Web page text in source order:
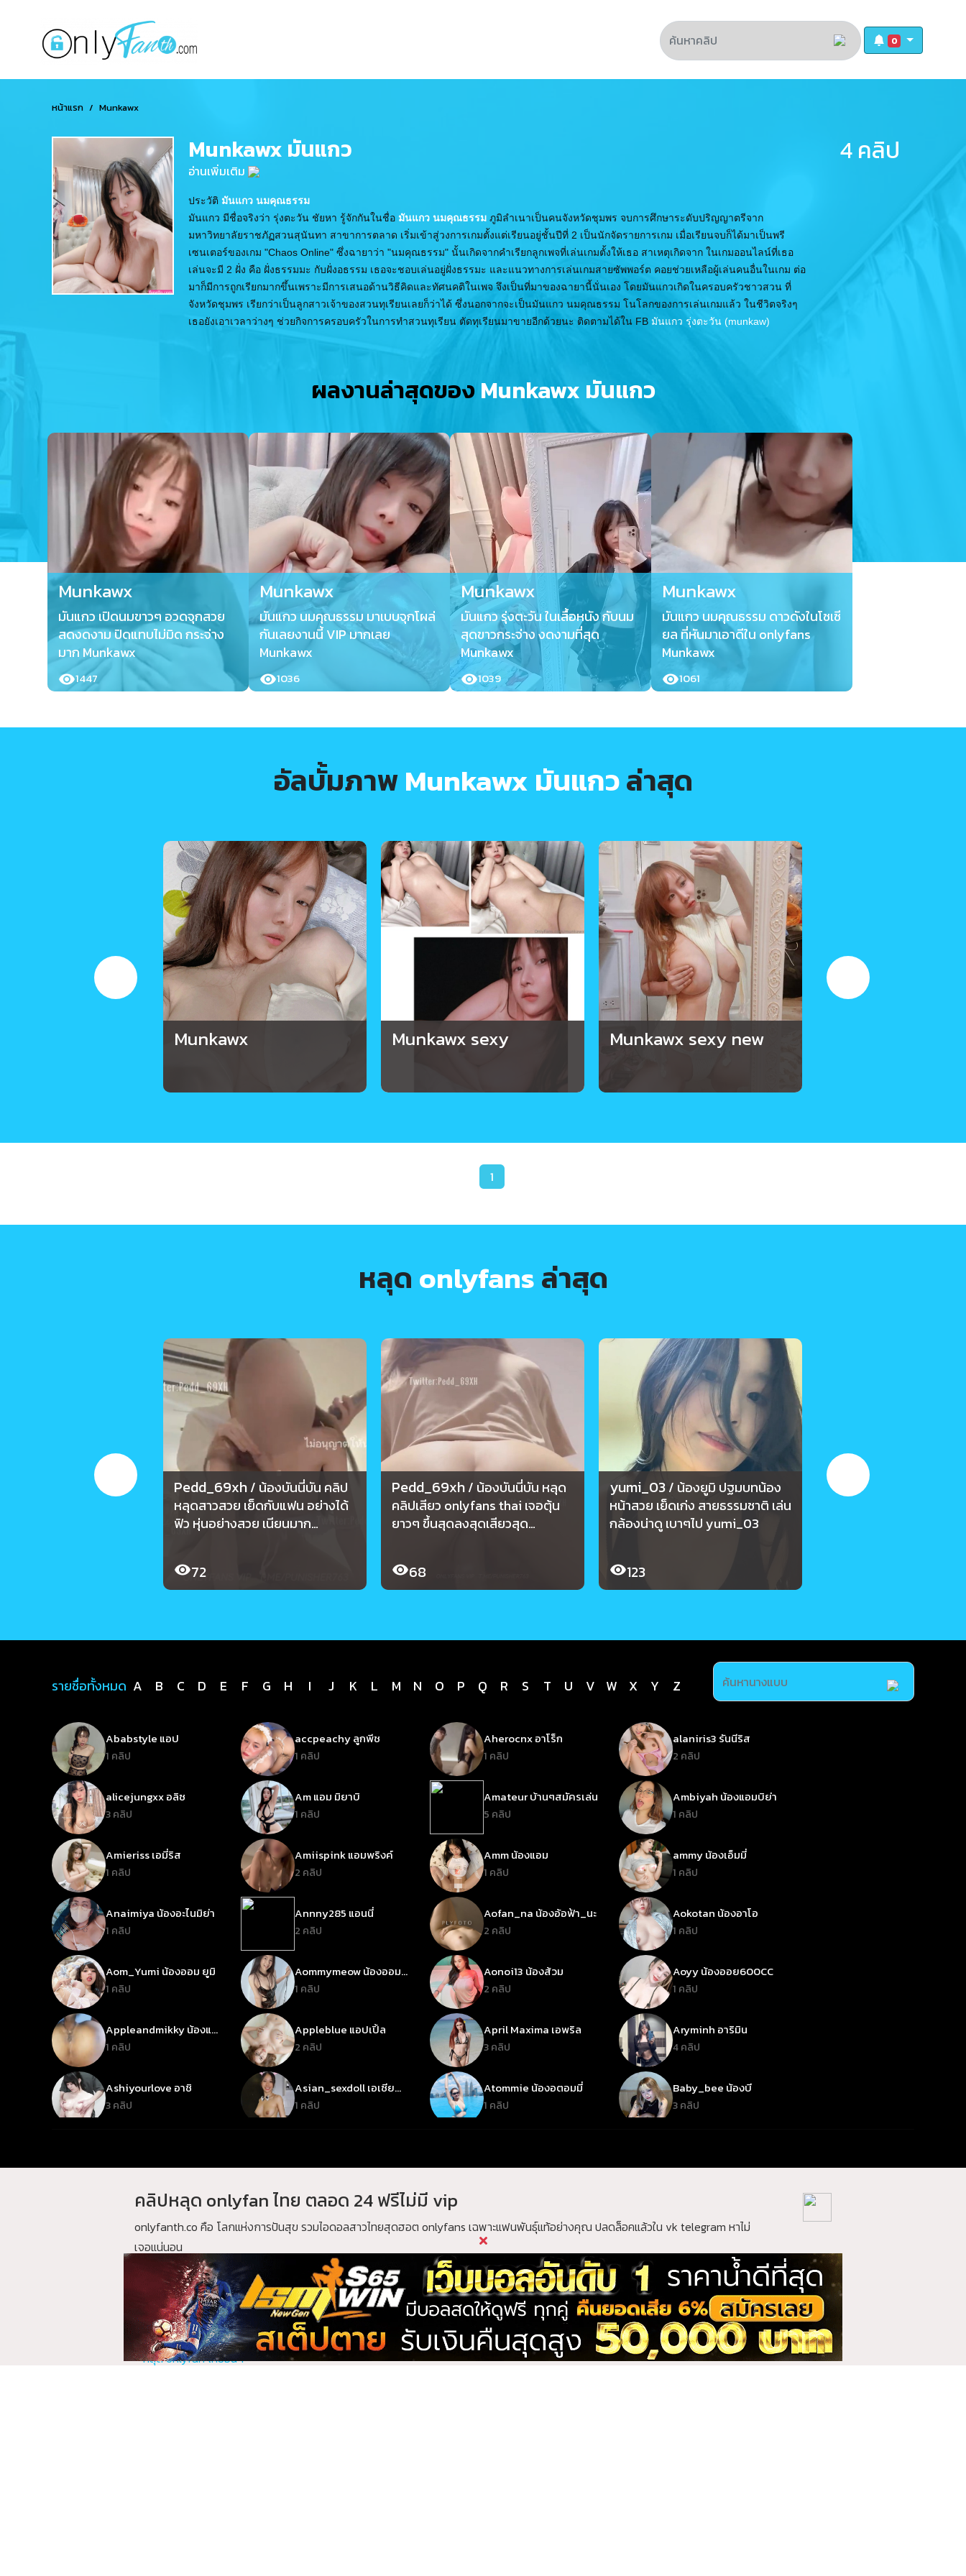
0
หน้าแรก Munkawx
Munkawx มันแกว 4 คลิป
อ่านเพิ่มเติม
ประวัติ มันแกว นมคุณธรรม
มันแกว มีชื่อจริงว่า รุ่งตะวัน ชัยหา รู้จักกันในชื่อ มันแกว นมคุณธรรม ภูมิลำเนาเป็นคนจังหวัดชุมพร จบการศึกษาระดับปริญญาตรีจาก
มหาวิทยาลัยราชภัฏสวนสุนันทา สาขาการตลาด เริ่มเข้าสู่วงการเกมตั้งแต่เรียนอยู่ชั้นปีที่ 2 เป็นนักจัดรายการเกม เมื่อเรียนจบก็ได้มาเป็นพรี
เซนเตอร์ของเกม "Chaos Online" ซึ่งฉายาว่า "นมคุณธรรม" นั้นเกิดจากคำเรียกลูกเพจที่เล่นเกมตั้งให้เธอ สาเหตุเกิดจาก ในเกมออนไลน์ที่เธอ
เล่นจะมี 2 ฝั่ง คือ ฝั่งธรรมมะ กับฝั่งอธรรม เธอจะชอบเล่นอยู่ฝั่งธรรมะ และแนวทางการเล่นเกมสายซัพพอร์ต คอยช่วยเหลือผู้เล่นคนอื่นในเกม ต่อ
มาก็มีการถูกเรียกมากขึ้นเพราะมีการเสนอด้านวิธีคิดและทัศนคติในเพจ จึงเป็นที่มาของฉายานี้นั่นเอง โดยมันแกวเกิดในครอบครัวชาวสวน ที่
จังหวัดชุมพร เรียกว่าเป็นลูกสาวเจ้าของสวนทุเรียนเลยก็ว่าได้ ซึ่งนอกจากจะเป็นมันแกว นมคุณธรรม โนโลกของการเล่นเกมแล้ว ในชีวิตจริงๆ
เธอยังเอาเวลาว่างๆ ช่วยกิจการครอบครัวในการทำสวนทุเรียน ตัดทุเรียนมาขายอีกด้วยนะ ติดตามได้ใน FB มันแกว รุ่งตะวัน (munkaw)
ผลงานล่าสุดของMunkawx มันแกว
Munkawx
มันแกว เปิดนมขาวๆ อวดจุกสวย
สดงดงาม ปิดแทบไม่มิด กระจ่าง
มาก Munkawx
1447
Munkawx
มันแกว นมคุณธรรม มาเบบจุกโผล่
กันเลยงานนี้ VIP มากเลย
Munkawx
1036
Munkawx
มันแกว รุ่งตะวัน ในเสื้อหนัง กับนม
สุดขาวกระจ่าง งดงามที่สุด
Munkawx
1039
Munkawx
มันแกว นมคุณธรรม ดาวดังในโซเซี
ยล ที่หันมาเอาดีใน onlyfans
Munkawx
1061
อัลบั้มภาพMunkawx มันแกวล่าสุด
Munkawx Munkawx sexy Munkawx sexy new
1
หลุด onlyfansล่าสุด
Pedd_69xh/ น้องบันนี่บัน คลิป
หลุดสาวสวย เย็ดกับแฟน อย่างได้
ฟิว หุ่นอย่างสวย เนียนมาก
72
Pedd_69xh/ น้องบันนี่บัน หลุด
คลิปเสียว onlyfans thai เจอตุ้น
ยาวๆ ขึ้นสุดลงสุดเสียวสุด
68
yumi_03/ น้องยูมิ ปฐมบทน้อง
หน้าสวย เย็ดเก่ง สายธรรมชาติ เล่น
กล้องน่าดู เบาๆไป yumi_03
123
yumi_03
รายชื่อทั้งหมด A B C D E F G H I J K L M N O P Q R S T U V W X Y Z
Ababstyle แอป
1 คลิป
accpeachy ลูกพีช
1 คลิป
Aherocnx อาโร็ก
1 คลิป
alaniris3 รันนีริส
2 คลิป
alicejungxx อลิซ
3 คลิป
Am แอม มิยาบิ
1 คลิป
Amateur บ้านๆสมัครเล่น
5 คลิป
Ambiyah น้องแอมบิย่า
1 คลิป
Amieriss เอมี่ริส
1 คลิป
Amiispink แอมพริงค์
2 คลิป
Amm น้องแอม
1 คลิป
ammy น้องเอ็มมี่
1 คลิป
Anaimiya น้องอะไนมิย่า
1 คลิป
Annny285 แอนนี่
2 คลิป
Aofan_na น้องอ้อฟ้า_นะ
2 คลิป
Aokotan น้องอาโอ
1 คลิป
Aom_Yumi น้องออม ยูมิ
1 คลิป
Aommymeow น้องออมมี่
เหมียว
1 คลิป
Aonoi13 น้องส้วม
2 คลิป
Aoyy น้องออย600CC
1 คลิป
Appleandmikky น้องแอ
ปเปิ้ลแอนด์มิลด์กี้
1 คลิป
Appleblue แอปเปิ้ล
2 คลิป
April Maxima เอพริล
3 คลิป
Aryminh อาริมิน
4 คลิป
Ashiyourlove อาชิ
3 คลิป
Asian_sexdoll เอเซีย
เซ็กดอล
1 คลิป
Atommie น้องอตอมมี่
1 คลิป
Baby_bee น้องบี
3 คลิป
Bangna_Outdoor Barbie บาร์บี้
1 คลิป 1 คลิป 1 คลิป
Beeneswing บี Beer the voice เบียร์
เดอะวอยซ์
1 คลิป
Beer the voice เบียร์
เดอะวอยซ์
2 คลิป
Bestzabzeed เบสแซ่บ
ซี๊ด
1 คลิป
Bewtifull บิวตี้ฟูล
1 คลิป
Bina บีน่า
1 คลิป
Boa_Handcock
โบอา_แฮนด์ค็อก
1 คลิป
boom_58 น้องบูม
2 คลิป
คลิปหลุด onlyfan ไทย ตลอด 24 ฟรีไม่มี vip
onlyfanth.co คือ โลกแห่งการปันสุข รวมไอดอลสาวไทยสุดฮอต onlyfans เฉพาะแฟนพันธุ์แท้อย่างคุณ ปลดล็อคแล้วใน vk telegram หาไม่
เจอแน่นอน
สารบัญ
หลุดโอลี่แฟนไทย ปลดล็อค vip ที่สุด 2025
หลุดโอลี่แฟนไทยล่าสุด
หลุด onlyfan ไทยอื่นๆ